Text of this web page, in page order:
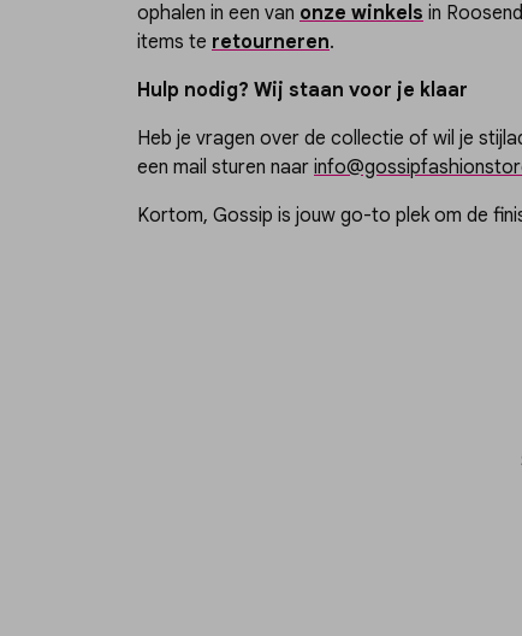
ophalen in een van onze winkels in
items te retourneren.
Hulp nodig? Wij staan voor je klaar
Heb je vragen over de collectie of wil je
een mail sturen naar
Kortom, Gossip is jouw go-to plek om de